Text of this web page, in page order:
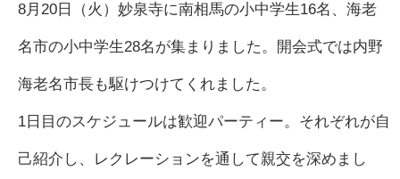
8月20日（火）妙泉寺に南相馬の小中学生16名、海老
名市の小中学生28名が集まりました。開会式では内野
海老名市長も駆けつけてくれました。
1日目のスケジュールは歓迎パーティー。それぞれが自
己紹介し、レクレーションを通して親交を深めまし